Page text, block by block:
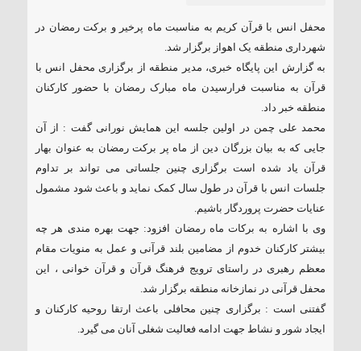
محفل انس با قرآن کریم به مناسبت ماه پرخیر و برکت رمضان در
شهرداری منطقه یک اهواز برگزار شد.
به گزارش این پایگاه خبری، مدیر منطقه از برگزاری محفل انس با
قرآن به مناسبت فرارسیدن ماه مبارک رمضان با حضور کارکنان
منطقه خبر داد.
محمد علی چمن در اولین جلسه این همایش نورانی گفت : از آن
جایی که به بیان بزرگان دین از ماه پر برکت رمضان به عنوان بهار
قرآن یاد شده است برگزاری چنین جلساتی می تواند بر تداوم
جلسات انس با قرآن در طول سال کمک نماید و باعث شود مشمول
عنایات حضرت پروردگار باشیم.
وی با اشاره به برکات ماه رمضان افزود: جهت بهره مندی هر چه
بیشتر کارکنان خدوم از مضامین بلند قرآنی و عمل به منویات مقام
معظم رهبری در راستای ترویج فرهنگ قرآن و قرآن خوانی ، این
محفل قرآنی در نمازخانه منطقه برگزار شد.
گفتنی است : برگزاری چنین محافلی باعث ارتقا روحیه کارکنان و
ایجاد شور و نشاط جهت ادامه فعالیت شغلی آنان می گیرد.